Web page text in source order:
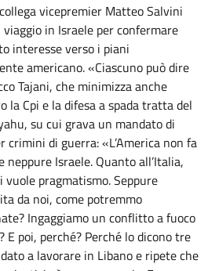
vicepremier Matteo Salvini
in Israele per confermare
interesse verso i piani
americano. «Ciascuno può dire
Tajani, che minimizza anche
la Cpi e la difesa a spada tratta del
su cui grava un mandato di
di guerra: «L’America non fa
neppure Israele. Quanto all’Italia,
pragmatismo. Seppure
da noi, come potremmo
Ingaggiamo un conflitto a fuoco
E poi, perché? Perché lo dicono tre
a lavorare in Libano e ripete che